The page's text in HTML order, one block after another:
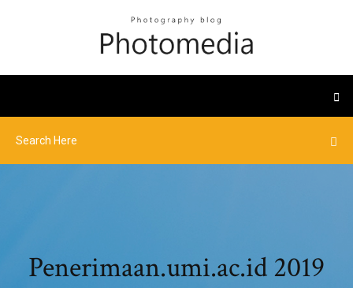
Penerimaan.umi.ac.id 2019